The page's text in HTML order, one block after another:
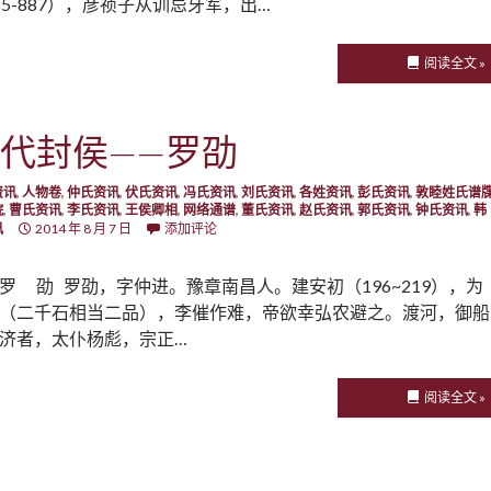
阅读全文 »
封侯——罗劭
讯, 人物卷, 仲氏资讯, 伏氏资讯, 冯氏资讯, 刘氏资讯, 各姓资讯, 彭氏资讯, 敦睦姓氏谱
, 曹氏资讯, 李氏资讯, 王侯卿相, 网络通谱, 董氏资讯, 赵氏资讯, 郭氏资讯, 钟氏资讯, 韩
2014 年 8 月 7 日 添加评论
罗 劭 罗劭，字仲进。豫章南昌人。建安初（196~219），为
二千石相当二品），李催作难，帝欲幸弘农避之。渡河，御船
者，太仆杨彪，宗正…
阅读全文 »